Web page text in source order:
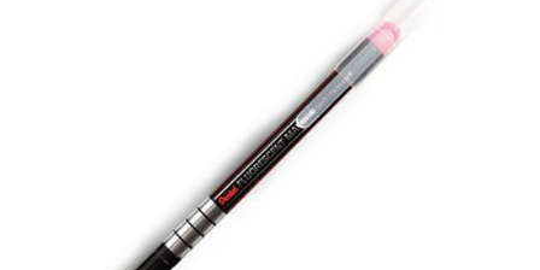
/ RESALTADOR FLUORESCENTE PENTEL, PUNTA